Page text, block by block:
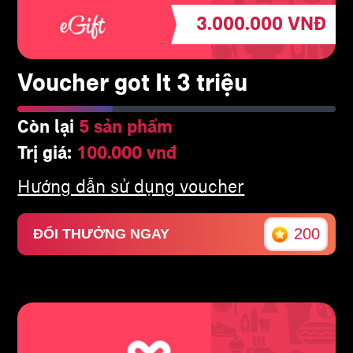
3.000.000 VNĐ
Voucher got It 3 triệu
Còn lại 5 sản phẩm
Trị giá: 100.000 vnđ
Hướng dẫn sử dụng voucher
ĐỔI THƯỞNG NGAY 200